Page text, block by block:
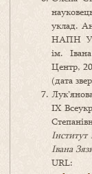
уклад.
НАПН
ім.
Центр,
(дата
ІХ
Інститут
Івана